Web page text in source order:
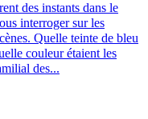
des instants dans le
interroger sur les
Quelle teinte de bleu
couleur étaient les
des...